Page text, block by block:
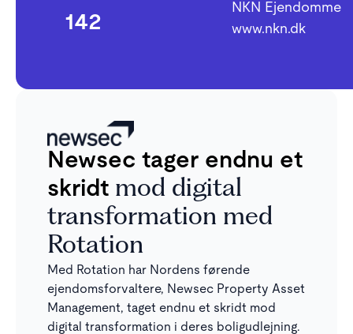
142
NKN Ejendomme
www.nkn.dk
Newsec tager endnu et
skridt mod digital
transformation med
Rotation
Med Rotation har Nordens førende
ejendomsforvaltere, Newsec Property Asset
Management, taget endnu et skridt mod
digital transformation i deres boligudlejning.